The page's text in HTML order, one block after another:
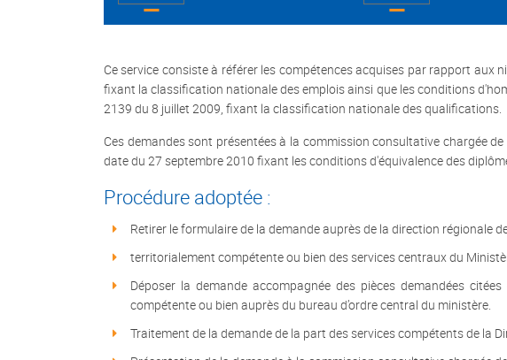
Ce service consiste à référer les compétences acquises par rapport aux
fixant la classification nationale des emplois ainsi que les conditions
2139 du 8 juillet 2009, fixant la classification nationale des qualifications.
Ces demandes sont présentées à la commission consultative chargée
date du 27 septembre 2010 fixant les conditions d'équivalence des
Procédure adoptée :
Retirer le formulaire de la demande auprès de la direction régionale
territorialement compétente ou bien des services centraux du
Déposer la demande accompagnée des pièces demandées
compétente ou bien auprès du bureau d’ordre central du ministère.
Traitement de la demande de la part des services compétents de la